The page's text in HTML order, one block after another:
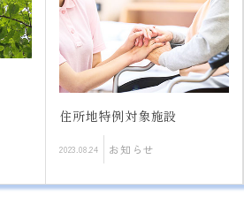
2022.10.26